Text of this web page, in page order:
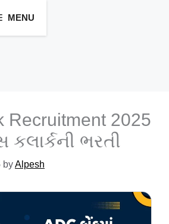
MENU
Recruitment 2025
કલાર્કની ભરતી
byAlpesh